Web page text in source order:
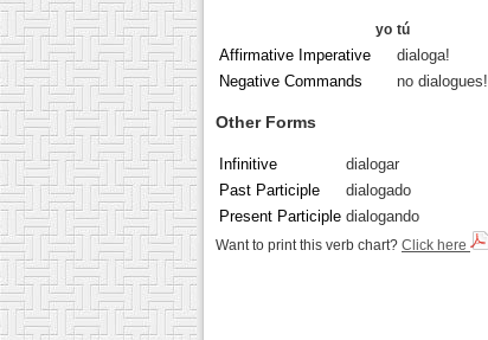
yo tú
Affirmative Imperative dialoga!
Negative Commands
no dialogues!
Other Forms
Infinitive
dialogar
Past Participle
dialogado
Present Participle dialogando
Want to print this verb chart? Click here